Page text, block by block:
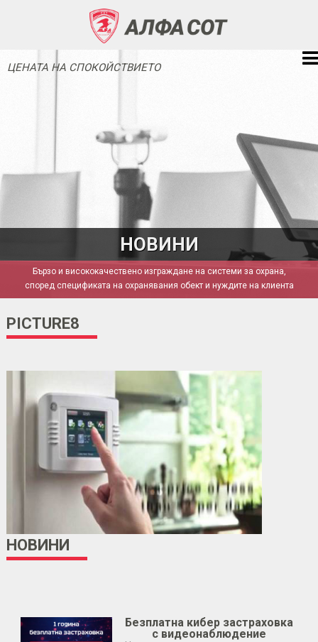
ЦЕНАТА НА СПОКОЙСТВИЕТО
НОВИНИ
Бързо и висококачествено изграждане на системи за охрана,
според спецификата на охранявания обект и нуждите на клиента
PICTURE8
НОВИНИ
Безплатна кибер застраховка
с видеонаблюдение